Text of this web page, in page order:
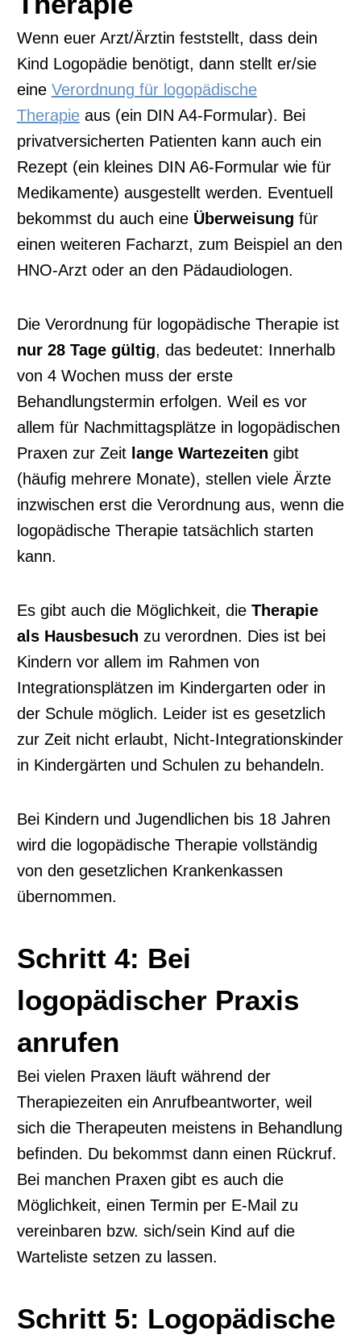
Wenn euer Arzt/Ärztin feststellt, dass dein
Kind Logopädie benötigt, dann stellt er/sie
eine Verordnung für logopädische
Therapieaus (ein DIN A4-Formular). Bei
privatversicherten Patienten kann auch ein
Rezept (ein kleines DIN A6-Formular wie für
Medikamente) ausgestellt werden. Eventuell
bekommst du auch eine Überweisung für
einen weiteren Facharzt, zum Beispiel an den
HNO-Arzt oder an den Pädaudiologen.
Die Verordnung für logopädische Therapie ist
nur 28 Tage gültig, das bedeutet: Innerhalb
von 4 Wochen muss der erste
Behandlungstermin erfolgen. Weil es vor
allem für Nachmittagsplätze in logopädischen
Praxen zur Zeit lange Wartezeiten gibt
(häufig mehrere Monate), stellen viele Ärzte
inzwischen erst die Verordnung aus, wenn die
logopädische Therapie tatsächlich starten
kann.
Es gibt auch die Möglichkeit, die Therapie
als Hausbesuch zu verordnen. Dies ist bei
Kindern vor allem im Rahmen von
Integrationsplätzen im Kindergarten oder in
der Schule möglich. Leider ist es gesetzlich
zur Zeit nicht erlaubt, Nicht-Integrationskinder
in Kindergärten und Schulen zu behandeln.
Bei Kindern und Jugendlichen bis 18 Jahren
wird die logopädische Therapie vollständig
von den gesetzlichen Krankenkassen
übernommen.
Schritt 4: Bei
logopädischer Praxis
anrufen
Bei vielen Praxen läuft während der
Therapiezeiten ein Anrufbeantworter, weil
sich die Therapeuten meistens in Behandlung
befinden. Du bekommst dann einen Rückruf.
Bei manchen Praxen gibt es auch die
Möglichkeit, einen Termin per E-Mail zu
vereinbaren bzw. sich/sein Kind auf die
Warteliste setzen zu lassen.
Schritt 5: Logopädische